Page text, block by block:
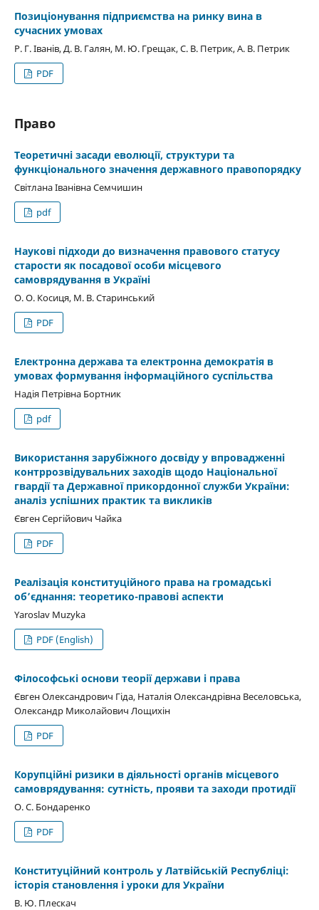
Позиціонування підприємства на ринку вина в
сучасних умовах
Р. Г. Іванів, Д. В. Галян, М. Ю. Грещак, С. В. Петрик, А. В. Петрик
PDF
Право
Теоретичні засади еволюції, структури та
функціонального значення державного правопорядку
Світлана Іванівна Семчишин
pdf
Наукові підходи до визначення правового статусу
старости як посадової особи місцевого
самоврядування в Україні
О. О. Косиця, М. В. Старинський
PDF
Електронна держава та електронна демократія в
умовах формування інформаційного суспільства
Надія Петрівна Бортник
pdf
Використання зарубіжного досвіду у впровадженні
контррозвідувальних заходів щодо Національної
гвардії та Державної прикордонної служби України:
аналіз успішних практик та викликів
Євген Сергійович Чайка
PDF
Реалізація конституційного права на громадські
об’єднання: теоретико-правові аспекти
Yaroslav Muzyka
PDF (English)
Філософські основи теорії держави і права
Євген Олександрович Гіда, Наталія Олександрівна Веселовська,
Олександр Миколайович Лощихін
PDF
Корупційні ризики в діяльності органів місцевого
самоврядування: сутність, прояви та заходи протидії
О. С. Бондаренко
PDF
Конституційний контроль у Латвійській Республіці:
історія становлення і уроки для України
В. Ю. Плескач